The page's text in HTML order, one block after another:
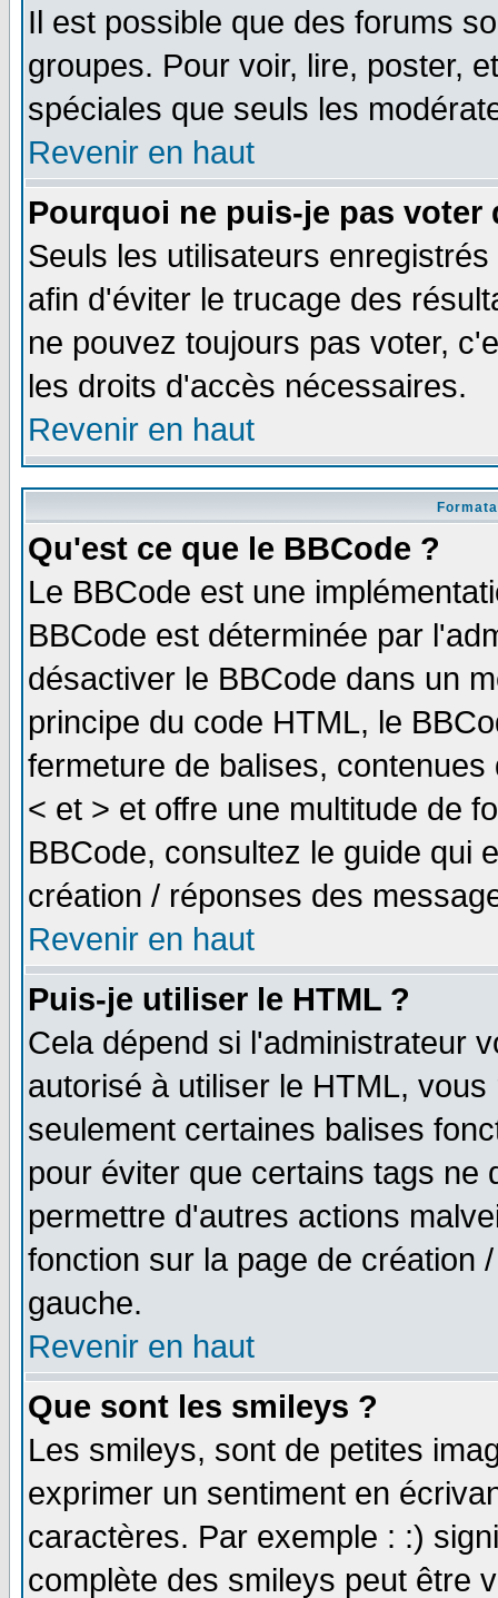
Il est possible que des forums
groupes. Pour voir, lire, poster,
spéciales que seuls les
Revenir en haut
Pourquoi ne puis-je pas voter
Seuls les utilisateurs
afin d'éviter le trucage des
ne pouvez toujours pas voter,
les droits d'accès nécessaires.
Revenir en haut
Qu'est ce que le BBCode ?
Le BBCode est une
BBCode est déterminée par
désactiver le BBCode dans un
principe du code HTML, le
fermeture de balises,
< et > et offre une multitude de
BBCode, consultez le guide qui
création / réponses des
Revenir en haut
Puis-je utiliser le HTML ?
Cela dépend si l'administrateur
autorisé à utiliser le HTML,
seulement certaines balises
pour éviter que certains tags ne
permettre d'autres actions
fonction sur la page de création
gauche.
Revenir en haut
Que sont les smileys ?
Les smileys, sont de petites
exprimer un sentiment en
caractères. Par exemple : :)
complète des smileys peut être